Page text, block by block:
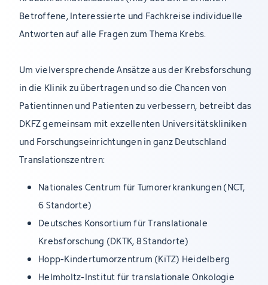
Betroffene, Interessierte und Fachkreise individuelle
Antworten auf alle Fragen zum Thema Krebs.
Um vielversprechende Ansätze aus der Krebsforschung
in die Klinik zu übertragen und so die Chancen von
Patientinnen und Patienten zu verbessern, betreibt das
DKFZ gemeinsam mit exzellenten Universitätskliniken
und Forschungseinrichtungen in ganz Deutschland
Translationszentren:
Nationales Centrum für Tumorerkrankungen (NCT,
6 Standorte)
Deutsches Konsortium für Translationale
Krebsforschung (DKTK, 8 Standorte)
Hopp-Kindertumorzentrum (KiTZ) Heidelberg
Helmholtz-Institut für translationale Onkologie